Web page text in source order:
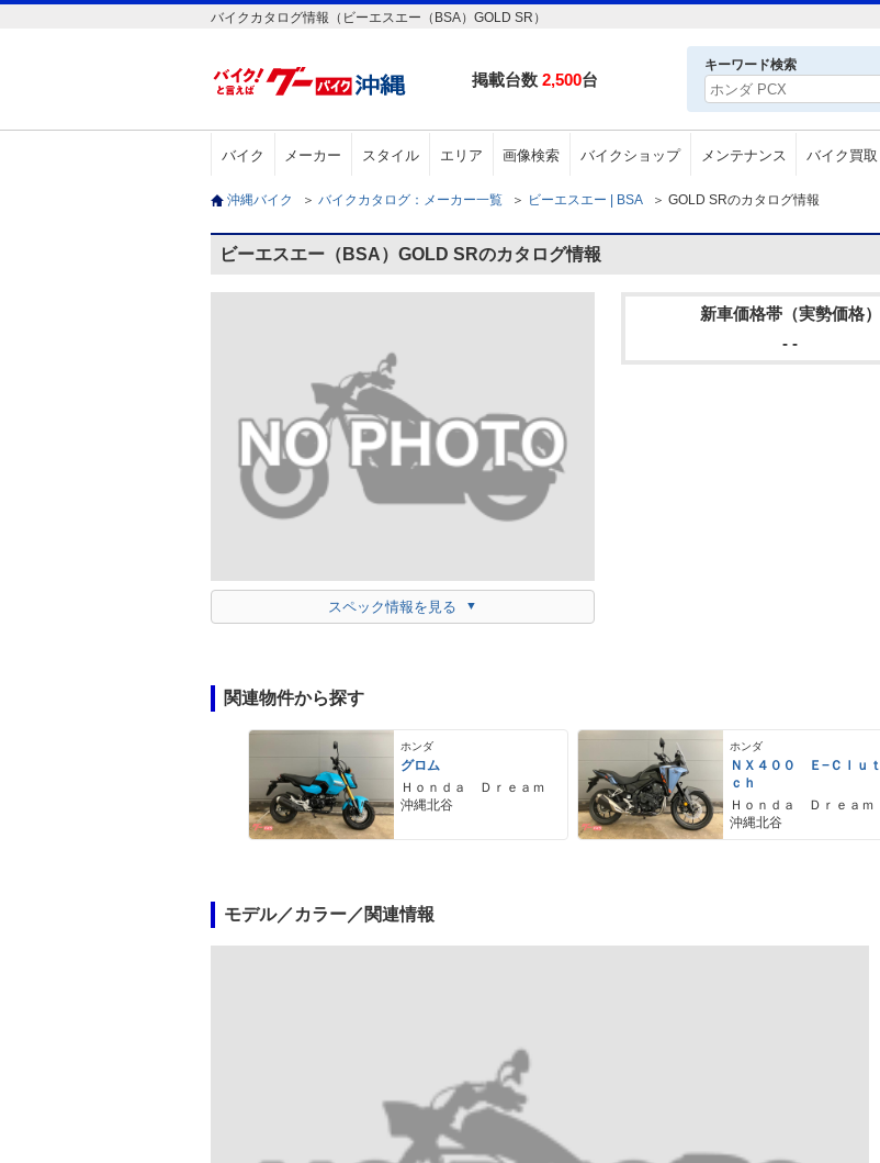
バイクカタログ情報（ビーエスエー（BSA）GOLD SR）
掲載台数 2,500台
キーワード検索
バイク メーカー スタイル エリア 画像検索 バイクショップ メンテナンス バイク買取
沖縄バイク ＞ バイクカタログ：メーカー一覧 ＞ ビーエスエー | BSA ＞ GOLD SRのカタログ情報
ビーエスエー（BSA）GOLD SRのカタログ情報
スペック情報を見る
新車価格帯（実勢価格）
- -
関連物件から探す
ホンダ
グロム
Ｈｏｎｄａ Ｄｒｅａｍ
沖縄北谷
ホンダ
ＮＸ４００ Ｅ−Ｃｌｕｔ
ｃｈ
Ｈｏｎｄａ Ｄｒｅａｍ
沖縄北谷
モデル／カラー／関連情報